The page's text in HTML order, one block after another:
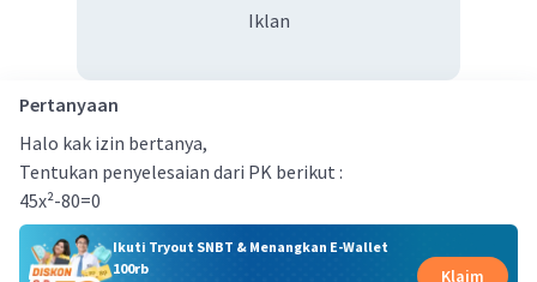
Iklan
Pertanyaan
Halo kak izin bertanya,
Tentukan penyelesaian dari PK berikut :
45x²-80=0
Ikuti Tryout SNBT & Menangkan E-Wallet
100rb
Klaim